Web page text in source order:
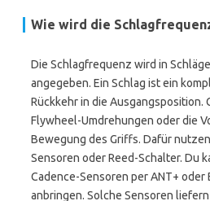
Wie wird die
Die Schlagfrequenz wird in
angegeben. Ein Schlag ist ein
Rückkehr in die
Flywheel-Umdrehungen oder die
Bewegung des Griffs. Dafür
Sensoren oder Reed-Schalter. Du
Cadence-Sensoren per ANT+
anbringen. Solche Sensoren